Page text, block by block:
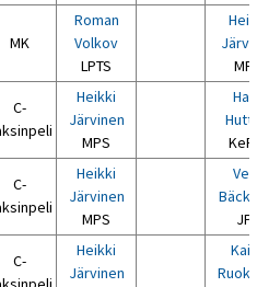
MK
Roman
Volkov
LPTS
C-
Heikki
Järvinen
MPS
C-
Heikki
Järvinen
MPS
C-
Heikki
Järvinen